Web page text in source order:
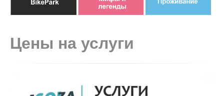
Цены на услуги